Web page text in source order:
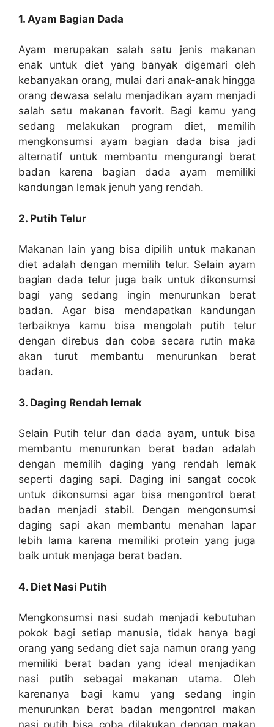
1. Ayam Bagian Dada
Ayam merupakan salah satu jenis makanan
enak untuk diet yang banyak digemari oleh
kebanyakan orang, mulai dari anak-anak hingga
orang dewasa selalu menjadikan ayam menjadi
salah satu makanan favorit. Bagi kamu yang
sedang melakukan program diet, memilih
mengkonsumsi ayam bagian dada bisa jadi
alternatif untuk membantu mengurangi berat
badan karena bagian dada ayam memiliki
kandungan lemak jenuh yang rendah.
2. Putih Telur
Makanan lain yang bisa dipilih untuk makanan
diet adalah dengan memilih telur. Selain ayam
bagian dada telur juga baik untuk dikonsumsi
bagi yang sedang ingin menurunkan berat
badan. Agar bisa mendapatkan kandungan
terbaiknya kamu bisa mengolah putih telur
dengan direbus dan coba secara rutin maka
akan turut membantu menurunkan berat
badan.
3. Daging Rendah lemak
Selain Putih telur dan dada ayam, untuk bisa
membantu menurunkan berat badan adalah
dengan memilih daging yang rendah lemak
seperti daging sapi. Daging ini sangat cocok
untuk dikonsumsi agar bisa mengontrol berat
badan menjadi stabil. Dengan mengonsumsi
daging sapi akan membantu menahan lapar
lebih lama karena memiliki protein yang juga
baik untuk menjaga berat badan.
4. Diet Nasi Putih
Mengkonsumsi nasi sudah menjadi kebutuhan
pokok bagi setiap manusia, tidak hanya bagi
orang yang sedang diet saja namun orang yang
memiliki berat badan yang ideal menjadikan
nasi putih sebagai makanan utama. Oleh
karenanya bagi kamu yang sedang ingin
menurunkan berat badan mengontrol makan
nasi putih bisa coba dilakukan dengan makan